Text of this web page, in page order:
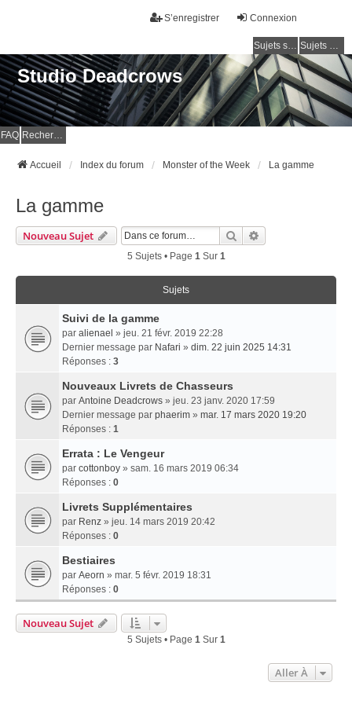
Connexion
S’enregistrer
Sujets sans réponse Sujets actifs
Studio Deadcrows
FAQ Rechercher
Accueil Index du forum Monster of the Week La gamme
La gamme
Nouveau Sujet Rechercher
5 Sujets • Page 1Sur 1
Sujets
Suivi de la gamme
par alienael » jeu. 21 févr. 2019 22:28
Dernier message par Nafari » dim. 22 juin 2025 14:31
Réponses : 3
Nouveaux Livrets de Chasseurs
par Antoine Deadcrows » jeu. 23 janv. 2020 17:59
Dernier message par phaerim » mar. 17 mars 2020 19:20
Réponses : 1
Errata : Le Vengeur
par cottonboy » sam. 16 mars 2019 06:34
Réponses : 0
Livrets Supplémentaires
par Renz » jeu. 14 mars 2019 20:42
Réponses : 0
Bestiaires
par Aeorn » mar. 5 févr. 2019 18:31
Réponses : 0
Nouveau Sujet
5 Sujets • Page 1Sur 1
Aller À